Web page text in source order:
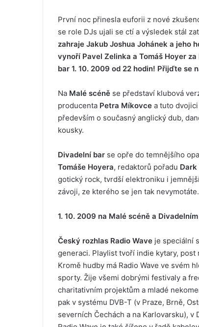
První noc přinesla euforii z nové
se role DJs ujali se ctí a výsledek stál
zahraje Jakub Joshua Johánek a jeho
vynoří Pavel Zelinka a Tomáš Hoyer
bar 1. 10. 2009 od 22 hodin! Přijďte se
Na Malé scéně se představí klubová
producenta Petra Míkovce a tuto
především o současný anglický dub,
kousky.
Divadelní bar se opře do temnějšího
Tomáše Hoyera, redaktorů pořadu Dark
gotický rock, tvrdší elektroniku i
závoji, ze kterého se jen tak nevymotáte.
1. 10. 2009 na Malé scéně a
Český rozhlas Radio Wave je speciální
generaci. Playlist tvoří indie kytary,
Kromě hudby má Radio Wave ve svém
sporty. Žije všemi dobrými festivaly a
charitativním projektům a mladé
pak v systému DVB-T (v Praze, Brně,
severních Čechách a na Karlovarsku),